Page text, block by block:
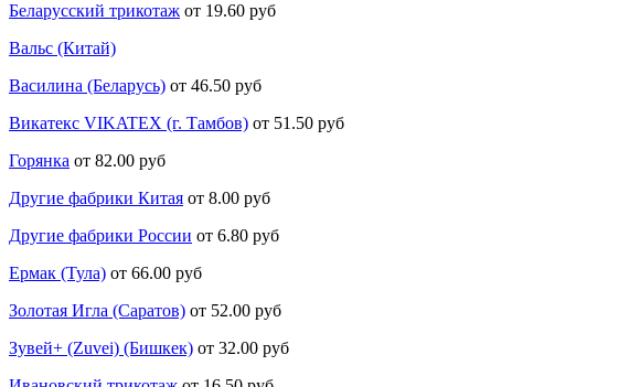
Беларусский трикотаж от 19.60 руб
Вальс (Китай)
Василина (Беларусь) от 46.50 руб
Викатекс VIKATEX (г. Тамбов) от 51.50 руб
Горянка от 82.00 руб
Другие фабрики Китая от 8.00 руб
Другие фабрики России от 6.80 руб
Ермак (Тула) от 66.00 руб
Золотая Игла (Саратов) от 52.00 руб
Зувей+ (Zuvei) (Бишкек) от 32.00 руб